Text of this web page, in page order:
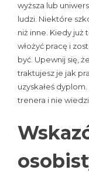
wyższa lub
ludzi. Niektóre
niż inne. Kiedy już
włożyć pracę i
być. Upewnij się,
traktujesz je jak
uzyskałeś
trenera i nie